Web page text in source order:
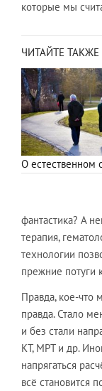
которые мы
ЧИТАЙТЕ ТАКЖЕ
О естественном
фантастика? А
терапия,
технологии
прежние потуги
Правда, кое-что
правда. Стало
и без стали
КТ, МРТ и др.
напрягаться
всё становится